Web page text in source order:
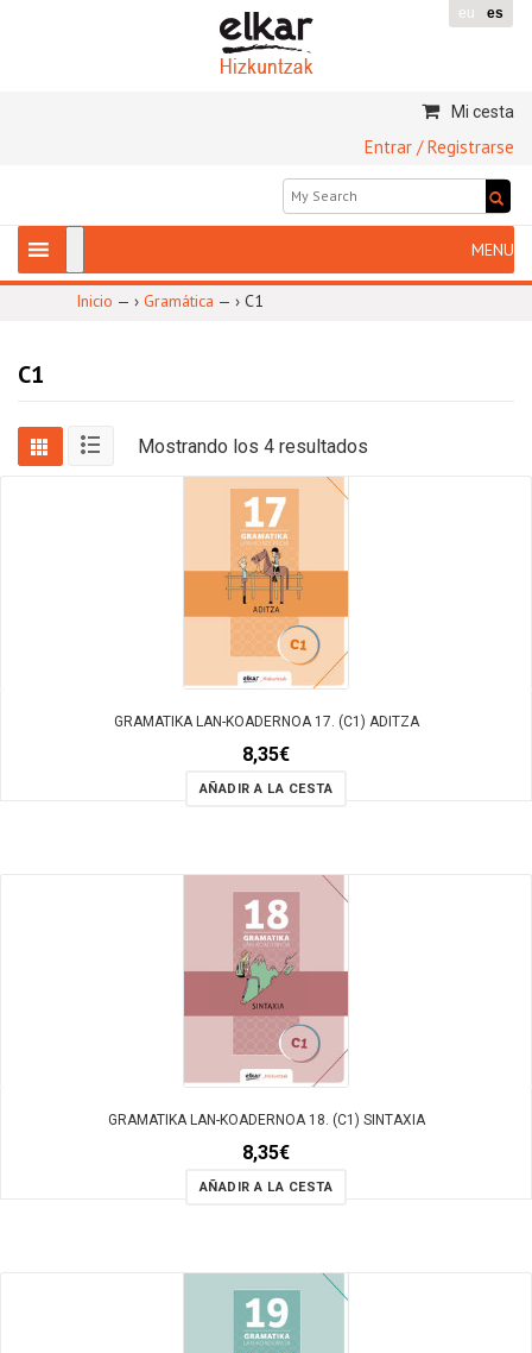
eu es
Mi cesta
Entrar / Registrarse
Inicio — › Gramática — › C1
C1
Mostrando los 4 resultados
GRAMATIKA LAN-KOADERNOA 17. (C1) ADITZA
8,35€
AÑADIR A LA CESTA
GRAMATIKA LAN-KOADERNOA 18. (C1) SINTAXIA
8,35€
AÑADIR A LA CESTA